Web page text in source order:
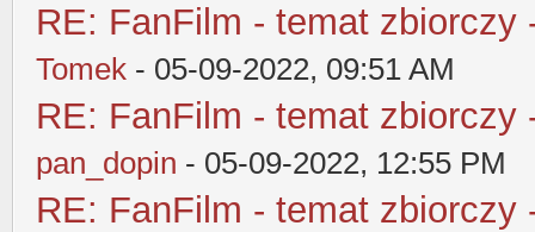
RE: FanFilm - temat zbiorczy
Tomek - 05-09-2022, 09:51 AM
RE: FanFilm - temat zbiorczy
pan_dopin - 05-09-2022, 12:55 PM
RE: FanFilm - temat zbiorczy